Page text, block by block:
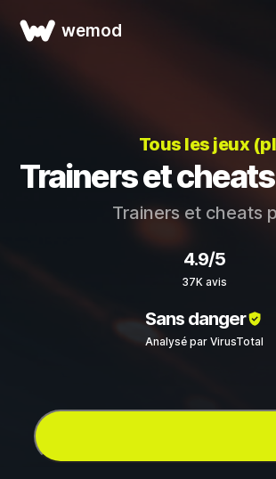
wemod
Tous les jeux
Trainers et
Trainers et cheats
4.9/5
37K avis
Sans danger
Analysé par VirusTotal